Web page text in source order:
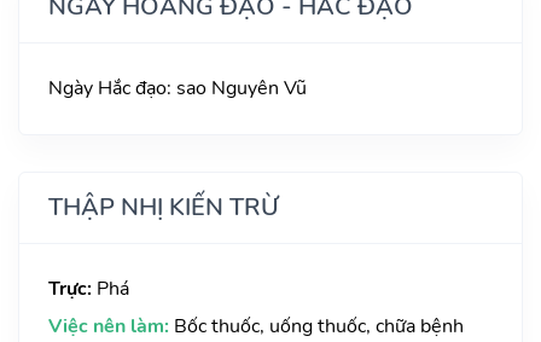
NGÀY HOÀNG ĐẠO - HẮC ĐẠO
Ngày Hắc đạo: sao Nguyên Vũ
THẬP NHỊ KIẾN TRỪ
Trực: Phá
Việc nên làm: Bốc thuốc, uống thuốc, chữa bệnh